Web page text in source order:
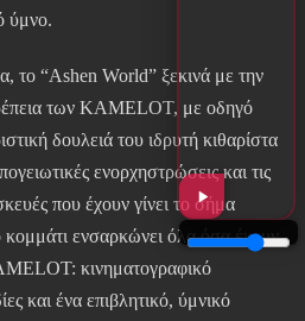
ύμνο.
το “Ashen World” ξεκινά με την
των KAMELOT, με οδηγό
δουλειά του ιδρυτή κιθαρίστα
ενορχηστρώσεις και τις
που έχουν γίνει το σήμα
κομμάτι ενσαρκώνει όλα όσα έχουν
κινηματογραφικό
και ένα επιβλητικό, ύμνικό